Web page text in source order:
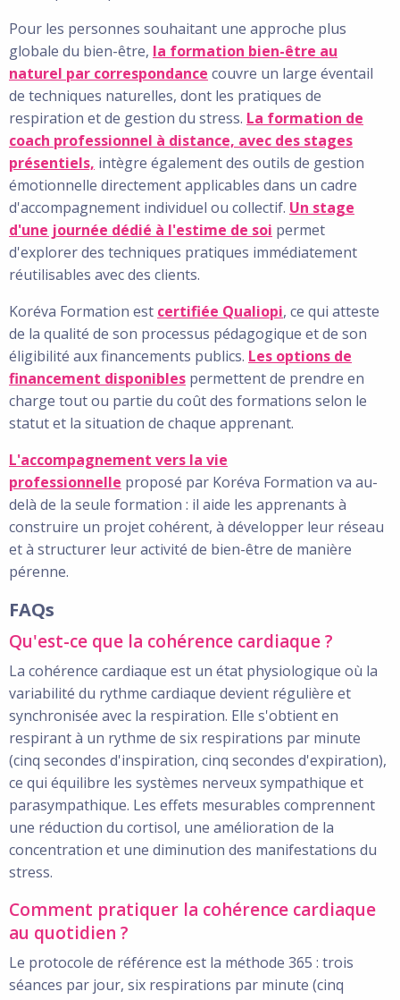
Pour les personnes souhaitant une approche plus
globale du bien-être, la formation bien-être au
naturel par correspondance couvre un large éventail
de techniques naturelles, dont les pratiques de
respiration et de gestion du stress. La formation de
coach professionnel à distance, avec des stages
présentiels, intègre également des outils de gestion
émotionnelle directement applicables dans un cadre
d'accompagnement individuel ou collectif. Un stage
d'une journée dédié à l'estime de soi permet
d'explorer des techniques pratiques immédiatement
réutilisables avec des clients.
Koréva Formation est certifiée Qualiopi, ce qui atteste
de la qualité de son processus pédagogique et de son
éligibilité aux financements publics. Les options de
financement disponibles permettent de prendre en
charge tout ou partie du coût des formations selon le
statut et la situation de chaque apprenant.
L'accompagnement vers la vie
professionnelle proposé par Koréva Formation va au-
delà de la seule formation : il aide les apprenants à
construire un projet cohérent, à développer leur réseau
et à structurer leur activité de bien-être de manière
pérenne.
FAQs
Qu'est-ce que la cohérence cardiaque ?
La cohérence cardiaque est un état physiologique où la
variabilité du rythme cardiaque devient régulière et
synchronisée avec la respiration. Elle s'obtient en
respirant à un rythme de six respirations par minute
(cinq secondes d'inspiration, cinq secondes d'expiration),
ce qui équilibre les systèmes nerveux sympathique et
parasympathique. Les effets mesurables comprennent
une réduction du cortisol, une amélioration de la
concentration et une diminution des manifestations du
stress.
Comment pratiquer la cohérence cardiaque
au quotidien ?
Le protocole de référence est la méthode 365 : trois
séances par jour, six respirations par minute (cinq